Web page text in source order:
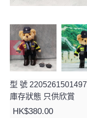
型 號 2205261501497
庫存狀態 只供欣賞
HK$380.00